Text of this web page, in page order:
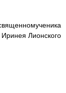
Иринея Лионского